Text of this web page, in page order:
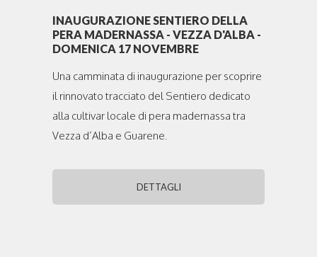
INAUGURAZIONE SENTIERO DELLA
PERA MADERNASSA - VEZZA D'ALBA -
DOMENICA 17 NOVEMBRE
Una camminata di inaugurazione per scoprire
il rinnovato tracciato del Sentiero dedicato
alla cultivar locale di pera madernassa tra
Vezza d’Alba e Guarene.
DETTAGLI